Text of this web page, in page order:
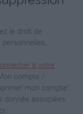
le droit de
à votre
compte /
mon compte",
associées,